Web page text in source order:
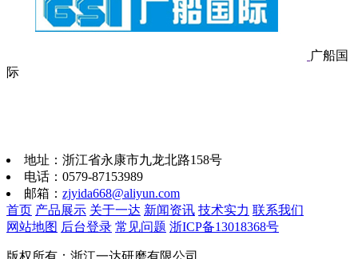
广船国
际
地址： 浙江省永康市九龙北路158号
电话： 0579-87153989
邮箱： zjyida668@aliyun.com
首页 产品展示 关于一达 新闻资讯 技术实力 联系我们
网站地图 后台登录 常见问题 浙ICP备13018368号
版权所有：浙江一达研磨有限公司